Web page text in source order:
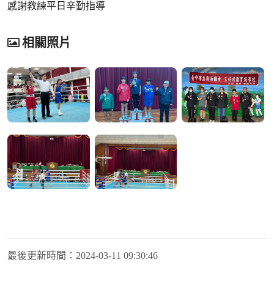
感謝教練平日辛勤指導
相關照片
最後更新時間： 2024-03-11 09:30:46